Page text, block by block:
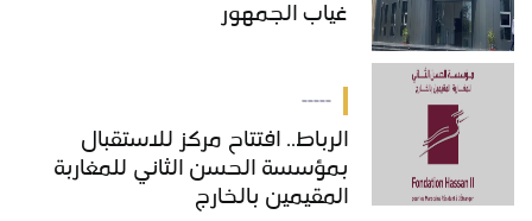
غياب الجمهور
-----
الرباط.. افتتاح مركز للاستقبال
بمؤسسة الحسن الثاني للمغاربة
المقيمين بالخارج